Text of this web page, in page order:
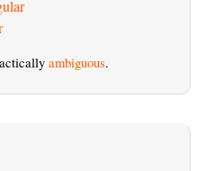
ambiguous.